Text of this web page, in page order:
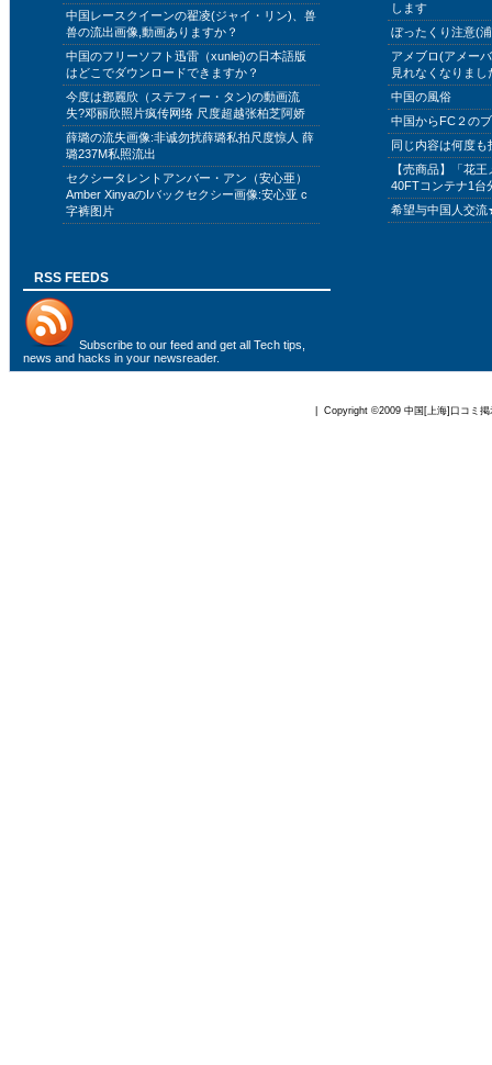
中国レースクイーンの翟凌(ジャイ・リン)、兽
兽の流出画像,動画ありますか？
中国のフリーソフト迅雷（xunlei)の日本語版
はどこでダウンロードできますか？
今度は鄧麗欣（ステフィー・タン)の動画流
失?邓丽欣照片疯传网络 尺度超越张柏芝阿娇
薛璐の流失画像:非诚勿扰薛璐私拍尺度惊人 薛
璐237M私照流出
セクシータレントアンバー・アン（安心亜）
Amber XinyaのIバックセクシー画像:安心亚 c
字裤图片
します
ぼったくり注意(
アメブロ(アメー
見れなくなりまし
中国の風俗
中国からFC２の
同じ内容は何度
【売商品】「花
40FTコンテナ1台
希望与中国人交
RSS FEEDS
Subscribe to our feed and get all Tech tips,
news and hacks in your newsreader.
| Copyright ©2009 中国[上海]口コミ掲